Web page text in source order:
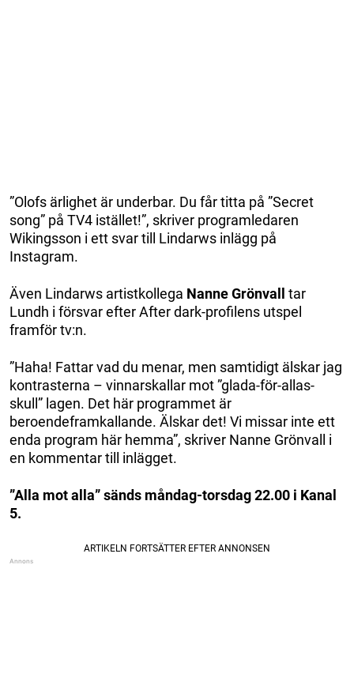
”Olofs ärlighet är underbar. Du får titta på ”Secret
song” på TV4 istället!”, skriver programledaren
Wikingsson i ett svar till Lindarws inlägg på
Instagram.
Även Lindarws artistkollega Nanne Grönvall
tar
Lundh i försvar efter After dark-profilens utspel
framför tv:n.
”Haha! Fattar vad du menar, men samtidigt älskar jag
kontrasterna – vinnarskallar mot ”glada-för-allas-
skull” lagen. Det här programmet är
beroendeframkallande. Älskar det! Vi missar inte ett
enda program här hemma”, skriver Nanne Grönvall i
en kommentar till inlägget.
”Alla mot alla” sänds måndag-torsdag 22.00 i Kanal
5.